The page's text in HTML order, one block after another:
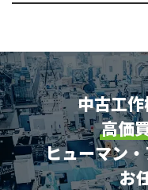
中古工
高価
ヒューマン
お